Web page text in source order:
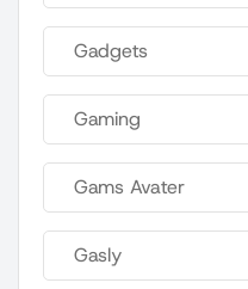
Gadgets
Gaming
Gams Avater
Gasly